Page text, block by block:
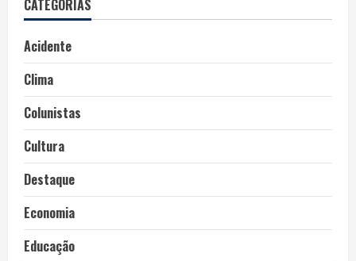
CATEGORIAS
Acidente
Clima
Colunistas
Cultura
Destaque
Economia
Educação